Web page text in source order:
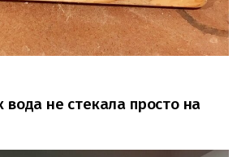
не стекала просто на